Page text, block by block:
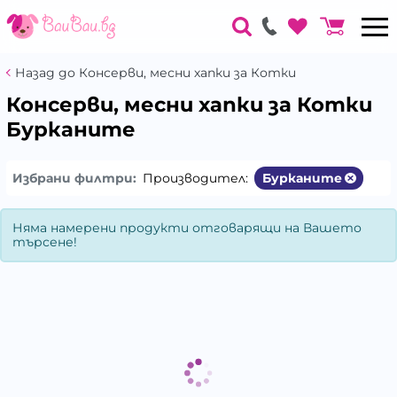
Назад до Консерви, месни хапки за Котки
Консерви, месни хапки за Котки
Бурканите
Избрани филтри: Производител: Бурканите
Няма намерени продукти отговарящи на Вашето
търсене!